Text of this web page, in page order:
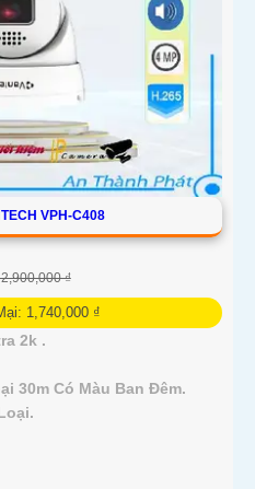
VPH-C408
₫
1,740,000 ₫
2k .
30m Có Màu Ban Đêm.